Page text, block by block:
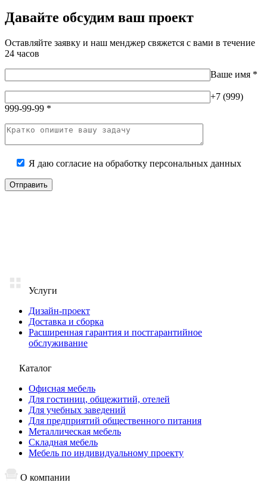
Давайте обсудим ваш проект
Оставляйте заявку и наш менджер свяжется с вами в течение
24 часов
Ваше имя *
+7 (999)
999-99-99 *
Я даю согласие на обработку персональных данных
Услуги
Дизайн-проект
Доставка и сборка
Расширенная гарантия и постгарантийное
обслуживание
Каталог
Офисная мебель
Для гостиниц, общежитий, отелей
Для учебных заведений
Для предприятий общественного питания
Металлическая мебель
Складная мебель
Мебель по индивидуальному проекту
О компании